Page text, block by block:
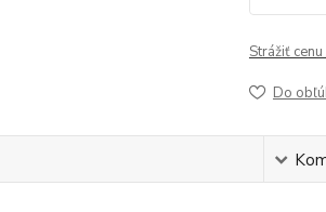
Strážiť
Do